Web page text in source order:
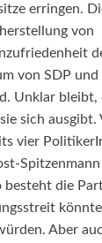
erringen.
von
von SDP und
Unklar
sich ausgibt.
vier
die
Aber